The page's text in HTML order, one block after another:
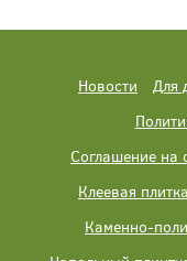
Новости Для
Соглашение на
Клеевая плитка
Каменно-